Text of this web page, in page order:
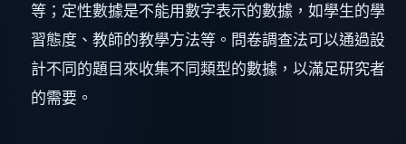
等；定性數據是不能用數字表示的數據，如學生的學
習態度、教師的教學方法等。問卷調查法可以通過設
計不同的題目來收集不同類型的數據，以滿足研究者
的需要。